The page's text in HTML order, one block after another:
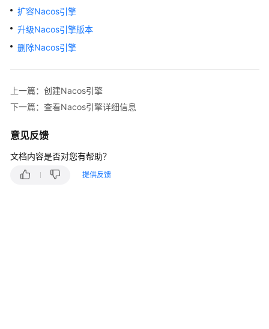
绍
计
费
快
速
门
用
户
扩容Nacos引擎
升级Nacos引擎版本
删除Nacos引擎
上一篇：创建Nacos引擎
下一篇：查看Nacos引擎详细信息
意见反馈
文档内容是否对您有帮助？
提供反馈